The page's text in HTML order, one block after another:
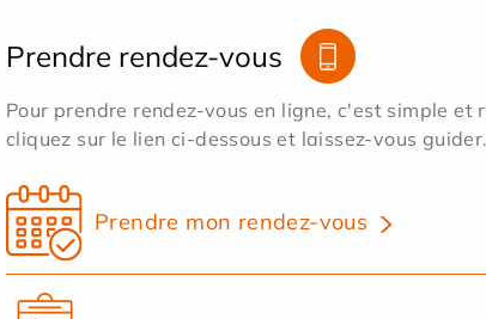
Prendre rendez-vous
Pour prendre rendez-vous en ligne, c'est simple et
cliquez sur le lien ci-dessous et laissez-vous guider.
Prendre mon rendez-vous